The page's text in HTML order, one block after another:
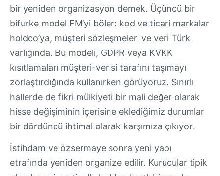
bir yeniden organizasyon demek. Üçüncü bir
bifurke model FM’yi böler: kod ve ticari markalar
holdco’ya, müşteri sözleşmeleri ve veri Türk
varlığında. Bu modeli, GDPR veya KVKK
kısıtlamaları müşteri-verisi tarafını taşımayı
zorlaştırdığında kullanırken görüyoruz. Sınırlı
hallerde de fikri mülkiyeti bir mali değer olarak
hisse değişiminin içerisine eklediğimiz durumlar
bir dördüncü ihtimal olarak karşımıza çıkıyor.
İstihdam ve özsermaye sonra yeni yapı
etrafında yeniden organize edilir. Kurucular tipik